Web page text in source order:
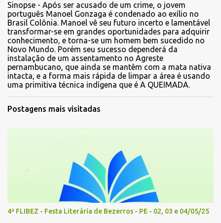
Sinopse - Após ser acusado de um crime, o jovem
português Manoel Gonzaga é condenado ao exílio no
Brasil Colônia. Manoel vê seu futuro incerto e lamentável
transformar-se em grandes oportunidades para adquirir
conhecimento, e torna-se um homem bem sucedido no
Novo Mundo. Porém seu sucesso dependerá da
instalação de um assentamento no Agreste
pernambucano, que ainda se mantêm com a mata nativa
intacta, e a forma mais rápida de limpar a área é usando
uma primitiva técnica indígena que é A QUEIMADA.
Postagens mais visitadas
4ª FLIBEZ - Festa Literária de Bezerros - PE - 02, 03 e 04/05/25